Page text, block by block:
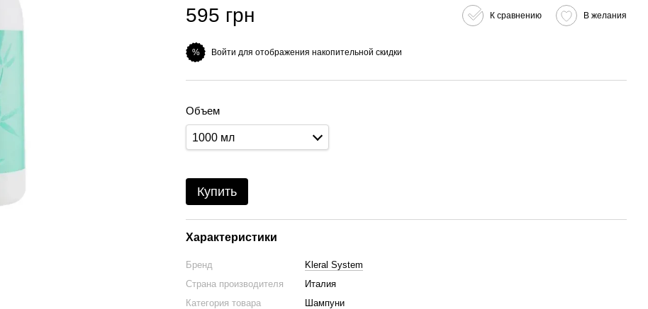
595 грн К сравнению В желания
% Войти для отображения накопительной скидки
Объем
1000 мл
Купить
Характеристики
Бренд
Kleral System
Страна производителя
Италия
Категория товара
Шампуни